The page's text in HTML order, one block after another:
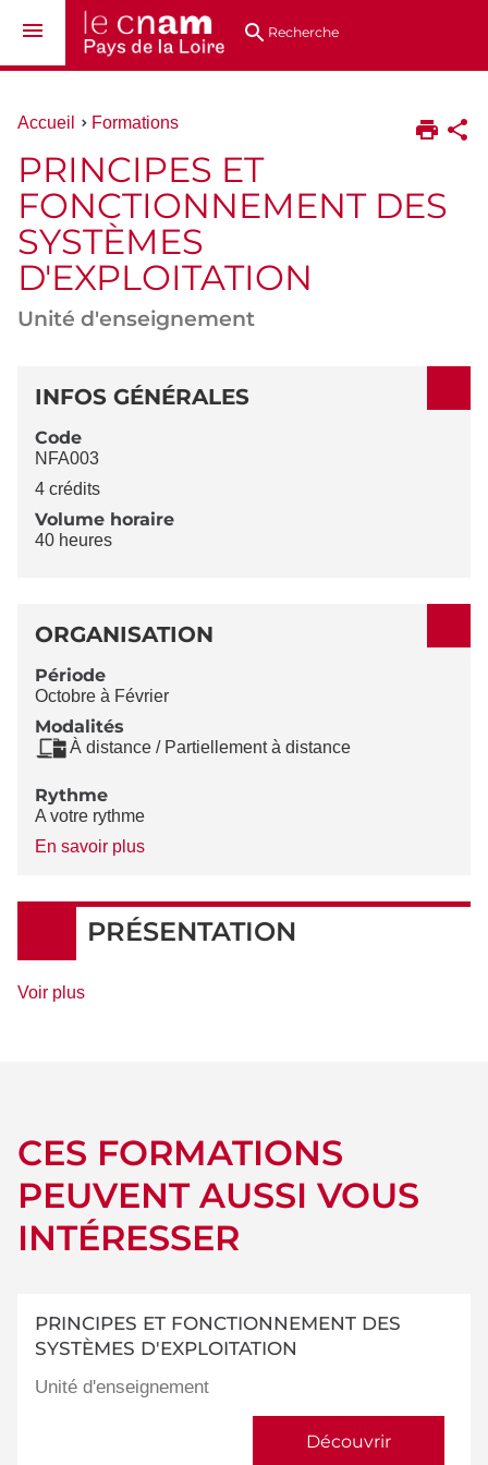
au
directsRecherche
Vous
ici :
Accueil Formations
PRINCIPES ET
FONCTIONNEMENT DES
SYSTÈMES
D'EXPLOITATION
Unité d'enseignement
DÉTAILS
INFOS GÉNÉRALES
Code
NFA003
4 crédits
Volume horaire
40 heures
ORGANISATION
Période
Octobre à Février
Modalités
À distance / Partiellement à distance
Rythme
A votre rythme
En savoir plusà
Rythme
PRÉSENTATION
Voir plusde
CES FORMATIONS
PEUVENT AUSSI VOUS
INTÉRESSER
PRINCIPES ET FONCTIONNEMENT DES
SYSTÈMES D'EXPLOITATION
Unité d'enseignement
Découvrir